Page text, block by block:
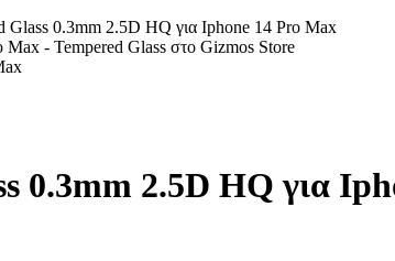
Glass 0.3mm 2.5D HQ για Iphone 14 Pro Max
0.3mm 2.5D HQ για